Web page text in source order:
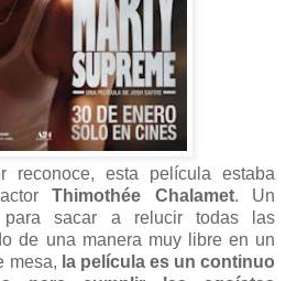
reconoce, esta película estaba
Thimothée Chalamet. Un
para sacar a relucir todas las
de una manera muy libre en un
mesa, la película es un continuo